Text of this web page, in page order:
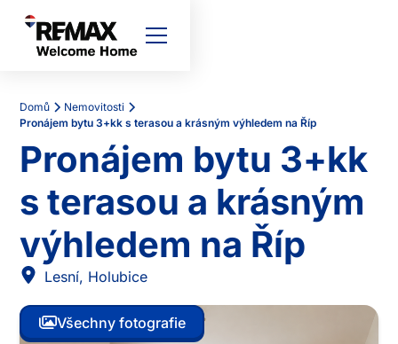
Domů
Nemovitosti
Pronájem bytu 3+kk s terasou a krásným výhledem na Říp
Pronájem bytu 3+kk
s terasou a krásným
výhledem na Říp
Lesní, Holubice
Všechny fotografie